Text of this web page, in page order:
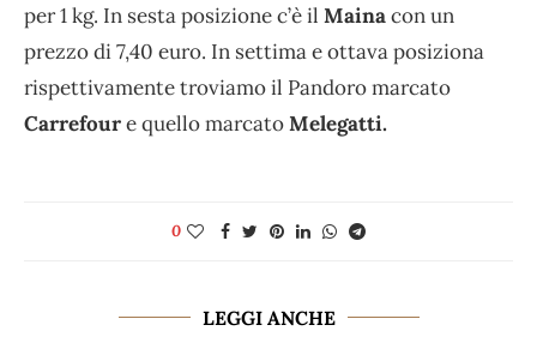
per 1 kg. In sesta posizione c’è il Mainacon un
prezzo di 7,40 euro. In settima e ottava posiziona
rispettivamente troviamo il Pandoro marcato
Carrefoure quello marcatoMelegatti.
0
LEGGI ANCHE